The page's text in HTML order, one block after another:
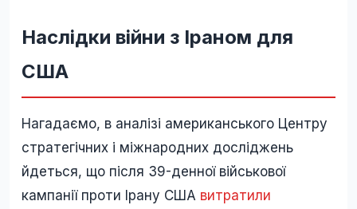
Наслідки війни з Іраном для
США
Нагадаємо, в аналізі американського Центру
стратегічних і міжнародних досліджень
йдеться, що після 39-денної військової
кампанії проти Ірану США витратили